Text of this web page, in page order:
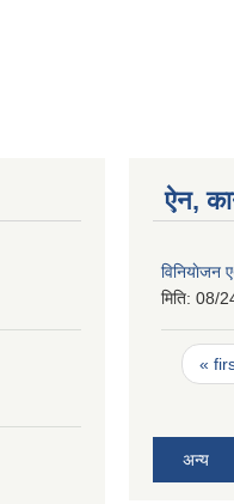
ऐन,
मिति: 08/
«
अन्य